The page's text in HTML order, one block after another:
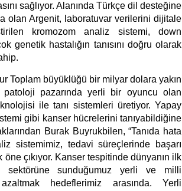
sağlıyor. Alanında Türkçe dil desteğine
olan Argenit, laboratuvar verilerini dijitale
kromozom analiz sistemi, down
genetik hastalığın tanısını doğru olarak
Toplam büyüklüğü bir milyar dolara yakın
pazarında yerli bir oyuncu olan
ile tanı sistemleri üretiyor. Yapay
gibi kanser hücrelerini tanıyabildiğine
Burak Buyrukbilen, “Tanıda hata
sistemimiz, tedavi süreçlerinde başarı
çıkıyor. Kanser tespitinde dünyanın ilk
sektörüne sunduğumuz yerli ve milli
azaltmak hedeflerimiz arasında. Yerli